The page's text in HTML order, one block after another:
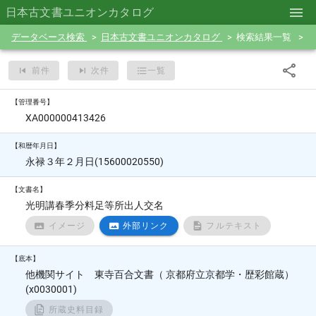
日本古文書ユニオンカタログ
データベース検索 日本古文書ユニオンカタログ 検索結果一覧
前件 次件 一覧
【管理番号】
XA000000413426
【和暦年月日】
永禄３年２月日(15600020550)
【文書名】
光明講春季分料足等所出人交名
イメージ 外部リンク フルテキスト
【底本】
他機関サイト 東寺百合文書（ 京都府立京都学・歴彩館蔵）
(x0030001)
所蔵史料目録